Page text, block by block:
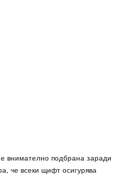
внимателно подбрана заради
че всеки щифт осигурява